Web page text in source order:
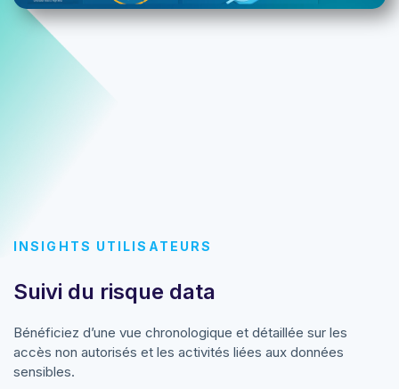
INSIGHTS UTILISATEURS
Suivi du risque data
Bénéficiez d’une vue chronologique et détaillée sur les
accès non autorisés et les activités liées aux données
sensibles.